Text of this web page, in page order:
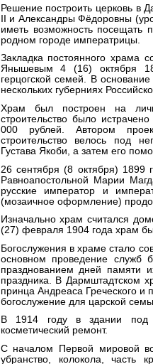
Решение построить церковь в
II и Александры Фёдоровны
иметь возможность посещать
родном городе императрицы.
Закладка постоянного храма
Янышевым 4 (16) октября
герцогской семей. В
нескольких губерниях
Храм был построен на
строительство было
000 рублей. Автором
строительство велось под
Густава Якоби, а затем его
26 сентября (8 октября) 1899
Равноапостольной Марии
русские император и
(мозаичное оформление)
Изначально храм считался
(27) февраля 1904 года храм
Богослужения в храме стало
основном проведение служб
празднованием дней памяти
праздника. В Дармштадтском
принца Андреаса Греческого
богослужение для царской
В 1914 году в здании под
косметический ремонт.
С началом Первой мировой
убранство, колокола, часть